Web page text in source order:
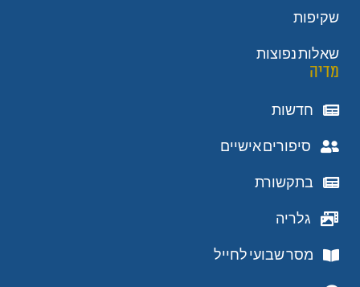
שקיפות
שאלות נפוצות
מדיה
חדשות
סיפורים אישיים
בתקשורת
גלריה
מסר שבועי לחייל